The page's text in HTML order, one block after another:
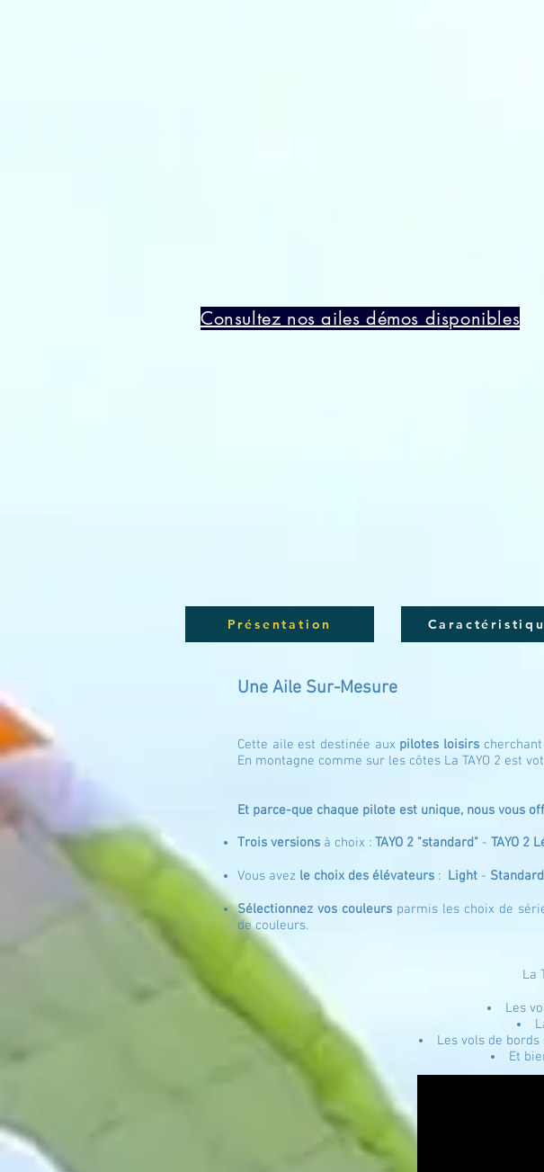
Consultez nos ailes démos disponibles
Présentation
Une Aile Sur-Mesure
Cette aile est destinée aux pilotes loisirscherchant
En montagne comme sur les côtes La TAYO 2 est
Et parce-que chaque pilote est unique, nous vous
Trois versions à choix : TAYO 2 "standard" - TAYO 2
Vous avez le choix des élévateurs : Light - Standard
Sélectionnez vos couleurs parmis les choix de
de couleurs.
La
Les
Les vols de
Et